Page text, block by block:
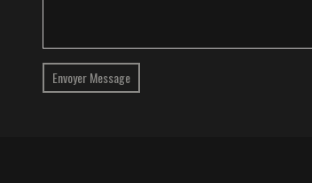
Envoyer Message